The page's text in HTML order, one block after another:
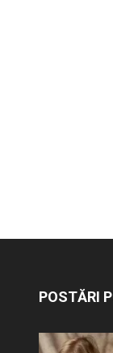
POSTĂRI